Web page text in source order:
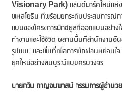
Visionary Park) แลนด์มาร์คใหม่แห่
พหลโยธิน ที่พร้อมยกระดับประสบการณ์ก
แบบของโครงการมิกซ์ยูสที่ออกแบบอย่าง
ทำงานและใช้ชีวิต ผสานพื้นที่สำนักงานอั
รูปแบบ และพื้นที่เพื่อการพักผ่อนหย่อนใ
ยุคใหม่อย่างสมบูรณ์แบบครบวงจร
นายกวิน กาญจนพาสน์ กรรมการผู้อำนว